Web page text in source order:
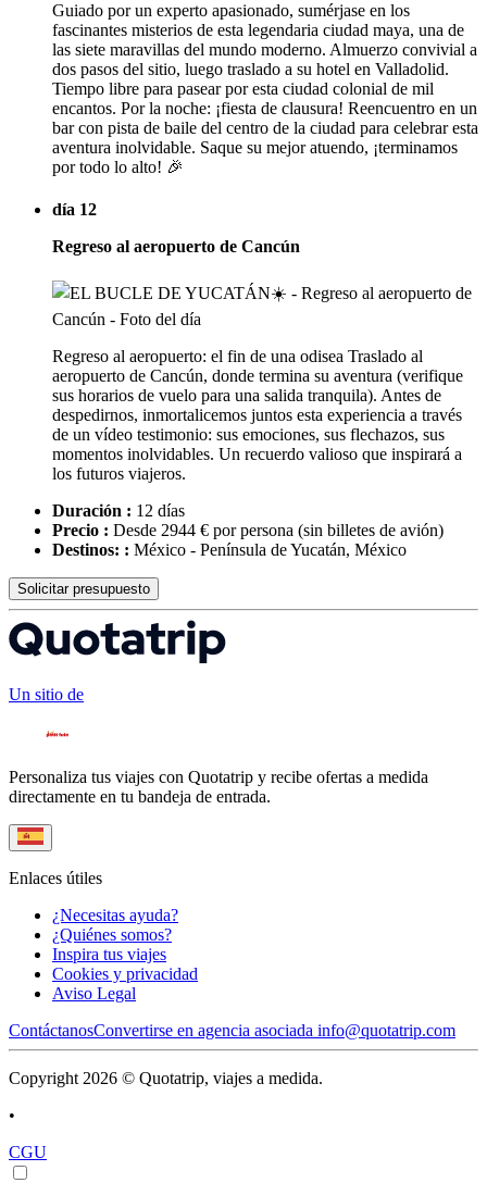
Guiado por un experto apasionado, sumérjase en los
fascinantes misterios de esta legendaria ciudad maya, una de
las siete maravillas del mundo moderno. Almuerzo convivial a
dos pasos del sitio, luego traslado a su hotel en Valladolid.
Tiempo libre para pasear por esta ciudad colonial de mil
encantos. Por la noche: ¡fiesta de clausura! Reencuentro en un
bar con pista de baile del centro de la ciudad para celebrar esta
aventura inolvidable. Saque su mejor atuendo, ¡terminamos
por todo lo alto! 🎉
día 12
Regreso al aeropuerto de Cancún
Regreso al aeropuerto: el fin de una odisea Traslado al
aeropuerto de Cancún, donde termina su aventura (verifique
sus horarios de vuelo para una salida tranquila). Antes de
despedirnos, inmortalicemos juntos esta experiencia a través
de un vídeo testimonio: sus emociones, sus flechazos, sus
momentos inolvidables. Un recuerdo valioso que inspirará a
los futuros viajeros.
Duración : 12 días
Precio : Desde 2944 € por persona (sin billetes de avión)
Destinos: : México - Península de Yucatán, México
Solicitar presupuesto
Un sitio de
Personaliza tus viajes con Quotatrip y recibe ofertas a medida
directamente en tu bandeja de entrada.
Enlaces útiles
¿Necesitas ayuda?
¿Quiénes somos?
Inspira tus viajes
Cookies y privacidad
Aviso Legal
ContáctanosConvertirse en agencia asociada info@quotatrip.com
Copyright 2026 © Quotatrip, viajes a medida.
•
CGU